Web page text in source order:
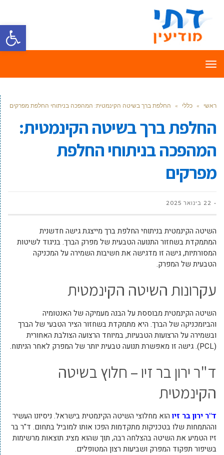
פתח
תפריט
ראשי » כללי » החלפת ברך בשיטה הקינמטית: המהפכה בניתוחי החלפת מפרקים
החלפת ברך בשיטה הקינמטית:
המהפכה בניתוחי החלפת
מפרקים
22 בינואר 2025
השיטה הקינמטית בניתוחי החלפת ברך מייצגת גישה חדשנית
המתמקדת בשחזור התנועה הטבעית של מפרק הברך. בניגוד לשיטות
המסורתיות, גישה זו מדגישה את חשיבות השמירה על המכניקה
הטבעית של המפרק.
עקרונות השיטה הקינמטית
השיטה הקינמטית מבוססת על הבנה מעמיקה של האנטומיה
והביומכניקה של הברך. היא מתמקדת בשחזור הציר הטבעי של הברך
ובשמירה על הרצועות הטבעיות, במיוחד הרצועה הצולבת האחורית
(PCL). גישה זו מאפשרת תנועה טבעית יותר של המפרק לאחר הניתוח.
ד"ר ירון בר זיו – חלוץ בשיטה
הקינמטית
ד"ר ירון בר זיו הוא מחלוצי השיטה הקינמטית בישראל. ניסיונו העשיר
וההתמחות שלו בטכניקות מתקדמות הפכו אותו למוביל בתחום. ד"ר בר
זיו הטמיע את השיטה בהצלחה רבה, תוך שהוא מציג תוצאות מרשימות
בשיפור תפקוד המפרק ושביעות רצון המטופלים.